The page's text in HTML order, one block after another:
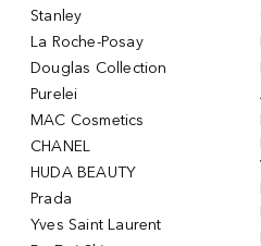
Stanley
La Roche-Posay
Douglas Collection
Purelei
MAC Cosmetics
CHANEL
HUDA BEAUTY
Prada
Yves Saint Laurent